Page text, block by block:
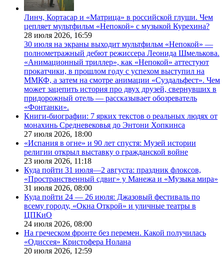
Линч, Кортасар и «Матрица» в российской глуши. Чем
цепляет мультфильм «Непокой» с музыкой Курехина?
28 июля 2026, 16:59
30 июля на экраны выходит мультфильм «Непокой» —
полнометражный дебют режиссера Леонида Шмелькова.
«Анимационный триллер», как «Непокой» аттестуют
прокатчики, в прошлом году с успехом выступил на
ММКФ, а затем на смотре анимации «Суздальфест». Чем
может зацепить история про двух друзей, свернувших в
придорожный отель — рассказывает обозреватель
«Фонтанки».
Книги-биографии: 7 ярких текстов о реальных людях от
монахинь Средневековья до Энтони Хопкинса
27 июля 2026, 18:00
«Испания в огне» и 90 лет спустя: Музей истории
религии открыл выставку о гражданской войне
23 июля 2026, 11:18
Куда пойти 31 июля—2 августа: праздник флоксов,
«Пространственный сдвиг» у Манежа и «Музыка мира»
31 июля 2026, 08:00
Куда пойти 24 — 26 июля: Джазовый фестиваль по
всему городу, «Окна Открой» и уличные театры в
ЦПКиО
24 июля 2026, 08:00
На греческом фронте без перемен. Какой получилась
«Одиссея» Кристофера Нолана
20 июля 2026, 12:59